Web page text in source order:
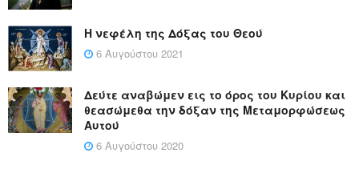
Η νεφέλη της Δόξας του Θεού
6 Αυγούστου 2021
Δεύτε αναβώμεν εις το όρος του Κυρίου και
θεασώμεθα την δόξαν της Μεταμορφώσεως
Αυτού
6 Αυγούστου 2020